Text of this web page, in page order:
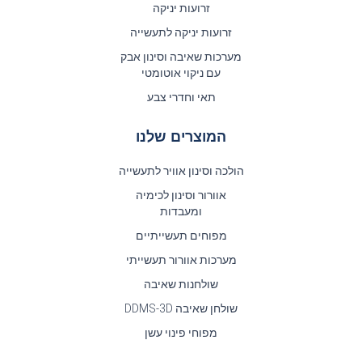
זרועות יניקה
זרועות יניקה לתעשייה
מערכות שאיבה וסינון אבק
עם ניקוי אוטומטי
תאי וחדרי צבע
המוצרים שלנו
הולכה וסינון אוויר לתעשייה
אוורור וסינון לכימיה
ומעבדות
מפוחים תעשייתיים
מערכות אוורור תעשייתי
שולחנות שאיבה
שולחן שאיבה DDMS-3D
מפוחי פינוי עשן